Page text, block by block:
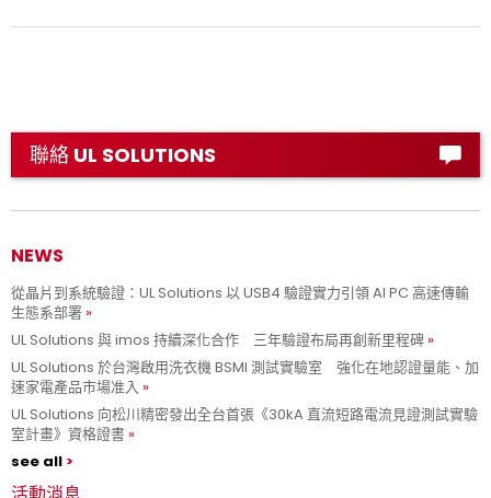
聯絡 UL SOLUTIONS
NEWS
從晶片到系統驗證：UL Solutions 以 USB4 驗證實力引領 AI PC 高速傳輸
生態系部署
UL Solutions 與 imos 持續深化合作 三年驗證布局再創新里程碑
UL Solutions 於台灣啟用洗衣機 BSMI 測試實驗室 強化在地認證量能、加
速家電產品市場准入
UL Solutions 向松川精密發出全台首張《30kA 直流短路電流見證測試實驗
室計畫》資格證書
see all